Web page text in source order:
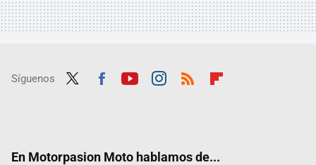
Síguenos
En Motorpasion Moto hablamos de...